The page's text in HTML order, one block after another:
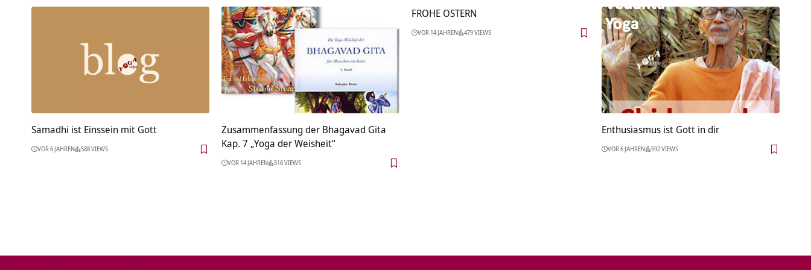
Samadhi ist Einssein mit Gott
VOR 6 JAHREN 588 VIEWS
Zusammenfassung der Bhagavad Gita
Kap. 7 „Yoga der Weisheit“
VOR 14 JAHREN 516 VIEWS
FROHE OSTERN
VOR 14 JAHREN 479 VIEWS
Enthusiasmus ist Gott in dir
VOR 6 JAHREN 592 VIEWS